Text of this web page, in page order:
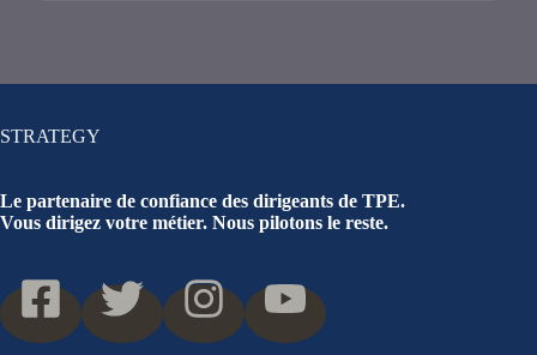
STRATEGY
Le partenaire de confiance des dirigeants de TPE.
Vous dirigez votre métier. Nous pilotons le reste.